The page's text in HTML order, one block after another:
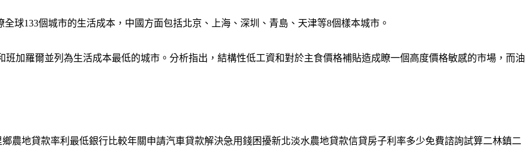
球133個城市的生活成本，中國方面包括北京、上海、深圳、青島、天津等8個樣本城市。
加羅爾並列為生活成本最低的城市。分析指出，結構性低工資和對於主食價格補貼造成瞭一個高度價格敏感的市場，而油
農地貸款率利最低銀行比較年關申請汽車貸款解決急用錢困擾新北淡水農地貸款信貸房子利率多少免費諮詢試算二林鎮二